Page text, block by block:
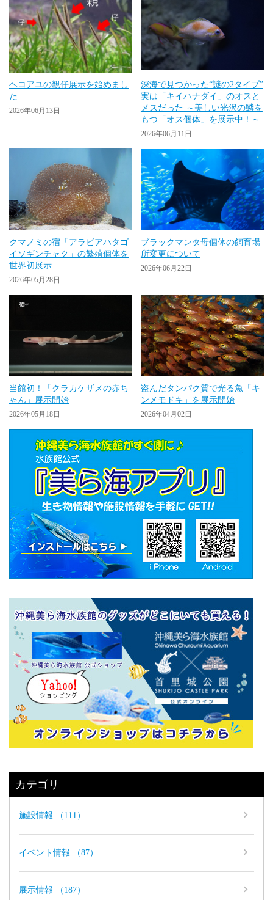
ヘコアユの親仔展示を始めまし
た
2026年06月13日
深海で見つかった“謎の2タイプ”
実は「キイハナダイ」のオスと
メスだった ～美しい光沢の鱗を
もつ「オス個体」を展示中！～
2026年06月11日
クマノミの宿「アラビアハタゴ
イソギンチャク」の繁殖個体を
世界初展示
2026年05月28日
ブラックマンタ母個体の飼育場
所変更について
2026年06月22日
当館初！「クラカケザメの赤ち
ゃん」展示開始
2026年05月18日
盗んだタンパク質で光る魚「キ
ンメモドキ」を展示開始
2026年04月02日
カテゴリ
施設情報 （111）
イベント情報 （87）
展示情報 （187）